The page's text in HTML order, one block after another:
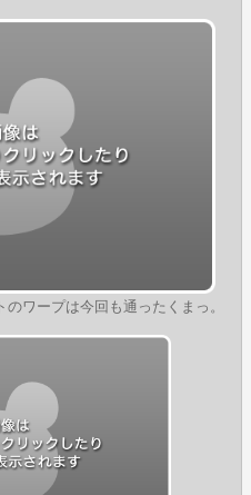
ワープは今回も通ったくまっ。